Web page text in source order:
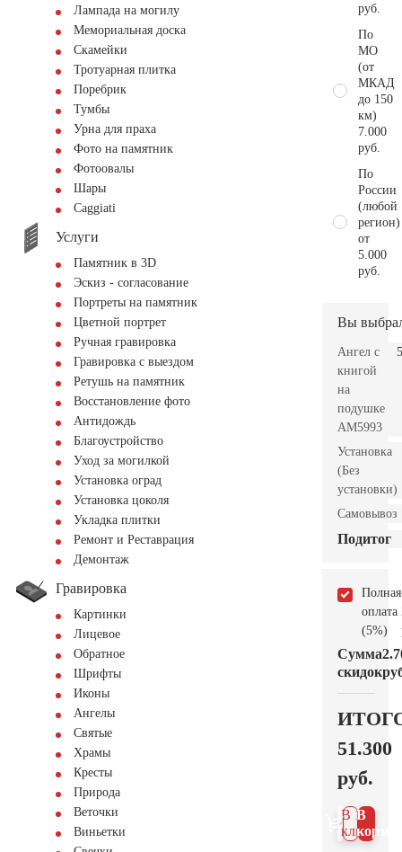
Лампада на могилу
Мемориальная доска
Скамейки
Тротуарная плитка
Поребрик
Тумбы
Урна для праха
Фото на памятник
Фотоовалы
Шары
Сaggiati
Услуги
Памятник в 3D
Эскиз - согласование
Портреты на памятник
Цветной портрет
Ручная гравировка
Гравировка с выездом
Ретушь на памятник
Восстановление фото
Антидождь
Благоустройство
Уход за могилкой
Установка оград
Установка цоколя
Укладка плитки
Ремонт и Реставрация
Демонтаж
Гравировка
Картинки
Лицевое
Обратное
Шрифты
Иконы
Ангелы
Святые
Храмы
Кресты
Природа
Веточки
Виньетки
руб.
По
МО
(от
МКАД
до 150
км)
7.000
руб.
По
России
(любой
регион)
от
5.000
руб.
Вы
Ангел с
книгой
на
подушке
AM5993
Установка
(Без
установки)
Самовывоз
Подитог
Полная
оплата
(5%)
Сумма
скидок
51.300
руб.
В
В 1
клик